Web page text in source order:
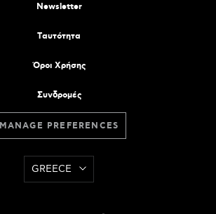
Newsletter
Tαυτότητα
Όροι Χρήσης
Συνδρομές
MANAGE PREFERENCES
GREECE